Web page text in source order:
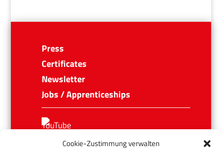
Cookie-Zustimmung verwalten
Press
Certificates
Newsletter
Jobs / Apprenticeships